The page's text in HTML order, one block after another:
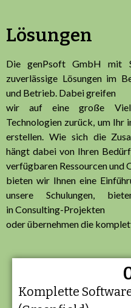
Lösungen
Die genPsoft GmbH mit
zuverlässige Lösungen im
und Betrieb. Dabei greifen
wir auf eine große
Technologien zurück, um Ihr
erstellen. Wie sich die
hängt dabei von Ihren
verfügbaren Ressourcen und
bieten wir Ihnen eine
unsere Schulungen,
inConsulting-Projekten
oder übernehmen die
Komplette